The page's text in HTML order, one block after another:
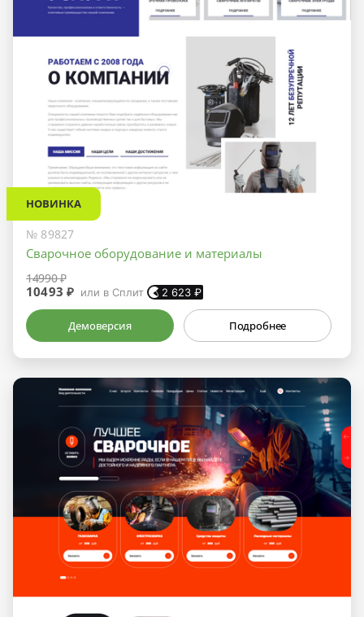
НОВИНКА
№ 89827
Сварочное оборудование и материалы
14990 ₽
10493 ₽ или в Сплит 2 623 ₽
Демоверсия Подробнее